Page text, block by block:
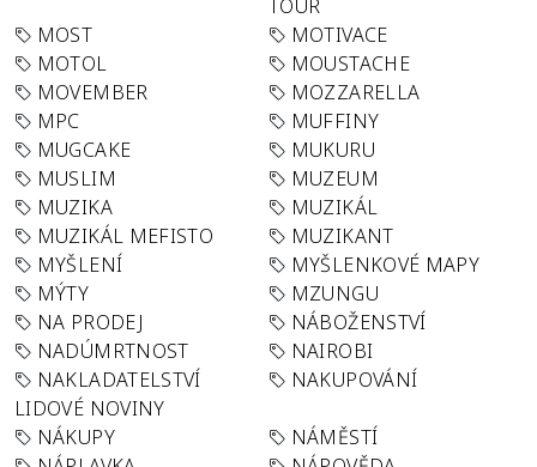
TOUR
MOST
MOTIVACE
MOTOL
MOUSTACHE
MOVEMBER
MOZZARELLA
MPC
MUFFINY
MUGCAKE
MUKURU
MUSLIM
MUZEUM
MUZIKA
MUZIKÁL
MUZIKÁL MEFISTO
MUZIKANT
MYŠLENÍ
MYŠLENKOVÉ MAPY
MÝTY
MZUNGU
NA PRODEJ
NÁBOŽENSTVÍ
NADÚMRTNOST
NAIROBI
NAKLADATELSTVÍ
LIDOVÉ NOVINY
NAKUPOVÁNÍ
NÁKUPY
NÁMĚSTÍ